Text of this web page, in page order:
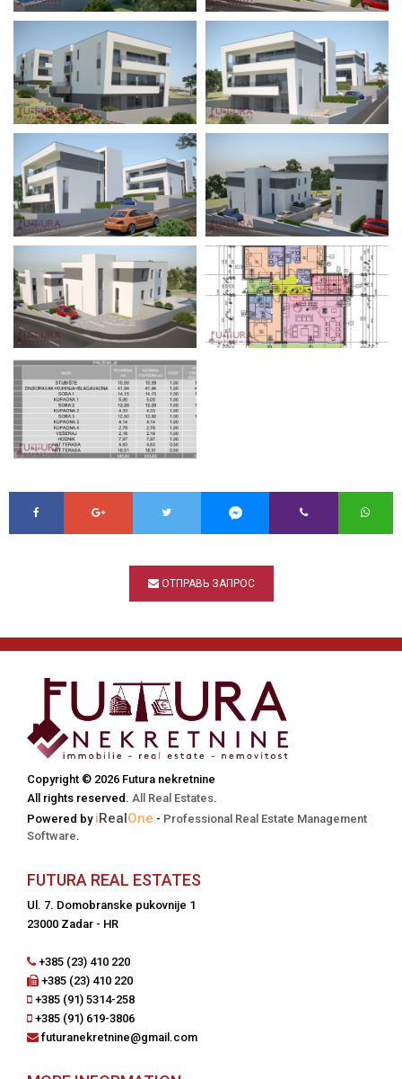
ОТПРАВЬ ЗАПРОС
Copyright © 2026 Futura nekretnine
All rights reserved. All Real Estates.
Powered by iRealOne - Professional Real Estate Management
Software.
FUTURA REAL ESTATES
Ul. 7. Domobranske pukovnije 1
23000 Zadar - HR
+385 (23) 410 220
+385 (23) 410 220
+385 (91) 5314-258
+385 (91) 619-3806
futuranekretnine@gmail.com